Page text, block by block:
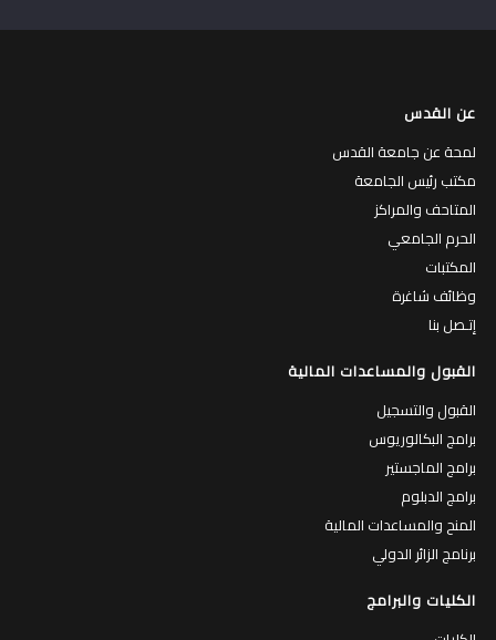
عن القدس
لمحة عن جامعة القدس
مكتب رئيس الجامعة
المتاحف والمراكز
الحرم الجامعي
المكتبات
وظائف شاغرة
إتـصل بنا
القبول والمساعدات المالية
القبول والتسجيل
برامج البكالوريوس
برامج الماجستير
برامج الدبلوم
المنح والمساعدات المالية
برنامج الزائر الدولي
الكليات والبرامج